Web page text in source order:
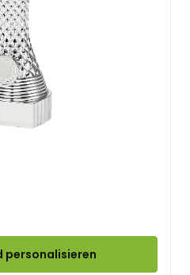
personalisieren